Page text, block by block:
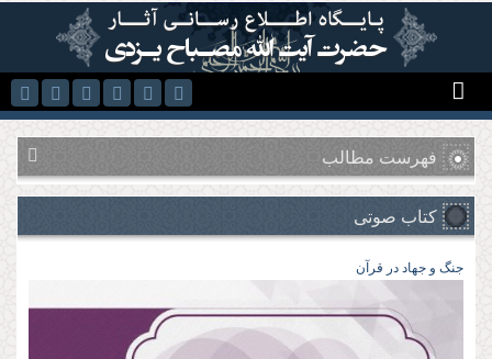
رفتن به محتوای اصلی
فهرست مطالب
کتاب صوتی
جنگ و جهاد در قرآن